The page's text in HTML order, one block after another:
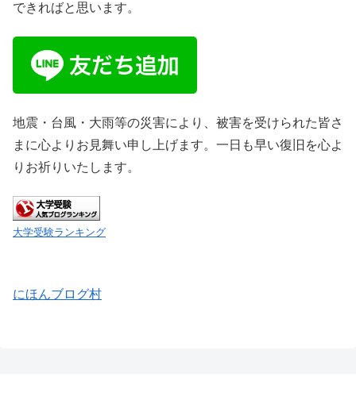
できればと思います。
地震・台風・大雨等の災害により、被害を受けられた皆さ
まに心よりお見舞い申し上げます。一日も早い復旧を心よ
りお祈りいたします。
大学受験ランキング
にほんブログ村